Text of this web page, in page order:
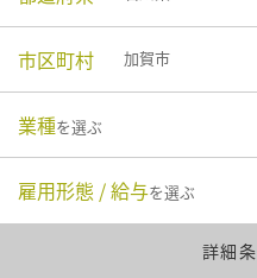
市区町村 加賀市
業種を選ぶ
雇用形態 / 給与を選ぶ
詳細